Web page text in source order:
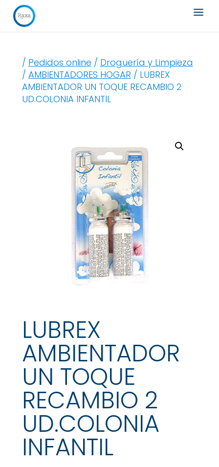
Búsqueda
de
productos
/ Pedidos online / Droguería y Limpieza
/ AMBIENTADORES HOGAR / LUBREX
AMBIENTADOR UN TOQUE RECAMBIO 2
UD.COLONIA INFANTIL
LUBREX
AMBIENTADOR
UN TOQUE
RECAMBIO 2
UD.COLONIA
INFANTIL